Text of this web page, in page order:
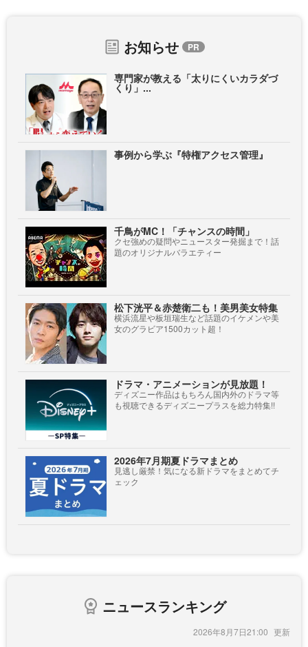
お知らせ
専門家が教える「太りにくいカラダづ
くり」...
事例から学ぶ『特権アクセス管理』
千鳥がMC！「チャンスの時間」
クセ強めの疑問やニュースター発掘まで！話
題のオリジナルバラエティー
松下洸平＆赤楚衛二も！美男美女特集
横浜流星や板垣瑞生など話題のイケメンや美
女のグラビア1500カット超！
ドラマ・アニメーションが見放題！
ディズニー作品はもちろん国内外のドラマ等
も視聴できるディズニープラスを総力特集!!
2026年7月期夏ドラマまとめ
見逃し厳禁！気になる新ドラマをまとめてチ
ェック
ニュースランキング
2026年8月7日21:00